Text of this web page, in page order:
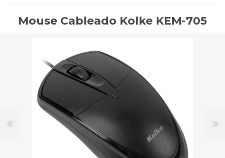
INICIAR SESIÓN
Mouse Cableado Kolke KEM-705